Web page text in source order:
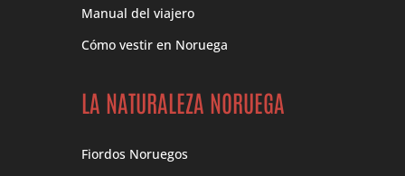
Manual del viajero
Cómo vestir en Noruega
LA NATURALEZA NORUEGA
Fiordos Noruegos